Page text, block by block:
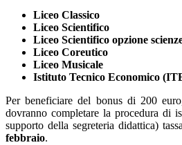
Liceo Classico
Liceo Scientifico
Liceo Scientifico opzione
Liceo Coreutico
Liceo Musicale
Istituto Tecnico Economico
Per beneficiare del bonus di 200
dovranno completare la procedura di
supporto della segreteria didattica)
febbraio.